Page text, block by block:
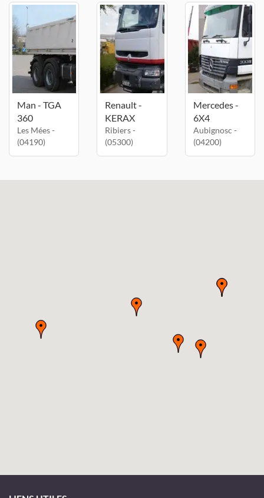
Man - TGA
360
Les Mées -
(04190)
Renault -
KERAX
Ribiers -
(05300)
Mercedes -
6X4
Aubignosc -
(04200)